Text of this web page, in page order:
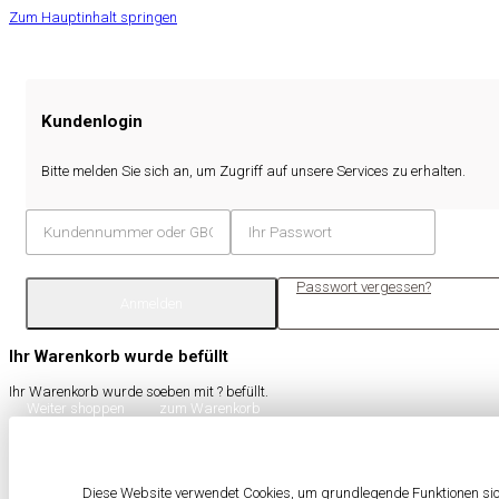
Zum Hauptinhalt springen
Kundenlogin
Bitte melden Sie sich an, um Zugriff auf unsere Services zu erhalten.
Passwort vergessen?
Ihr Warenkorb wurde befüllt
Ihr Warenkorb wurde soeben mit ? befüllt.
Weiter shoppen
zum Warenkorb
Diese Website verwendet Cookies, um grundlegende Funktionen